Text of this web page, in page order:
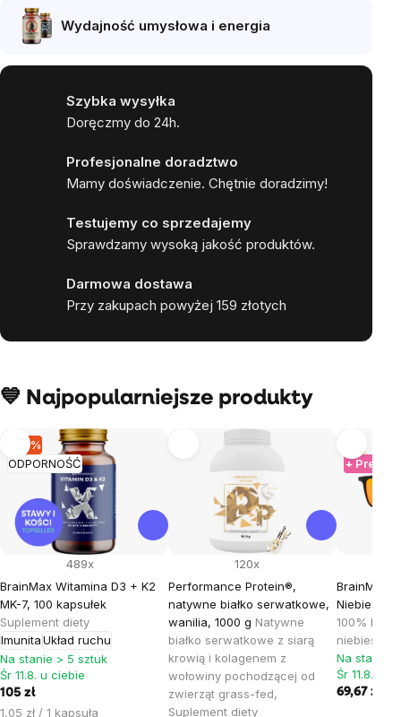
Wydajność umysłowa i energia
Szybka wysyłka
Doręczmy do 24h.
Profesjonalne doradztwo
Mamy doświadczenie. Chętnie doradzimy!
Testujemy co sprzedajemy
Sprawdzamy wysoką jakość produktów.
Darmowa dostawa
Przy zakupach powyżej 159 złotych
💙 Najpopularniejsze produkty
ODPORNOŚĆ
–13 %
BrainMax Witamina D3 + K2
MK-7, 100 kapsułek
Suplement diety
ImunitaUkład ruchu
489x
Na stanie > 5 sztuk
Śr 11.8. u ciebie
105 zł
Cena
1,05 zł / 1 kapsuła
Performance Protein®,
natywne białko serwatkowe,
wanilia, 1000 g Natywne
białko serwatkowe z siarą
krowią i kolagenem z
wołowiny pochodzącej od
zwierząt grass-fed,
Suplement diety
120x
+
BrainMax
Niebieskie
100%
niebieskie
Na stanie
Śr 11.8. u
69,67 zł